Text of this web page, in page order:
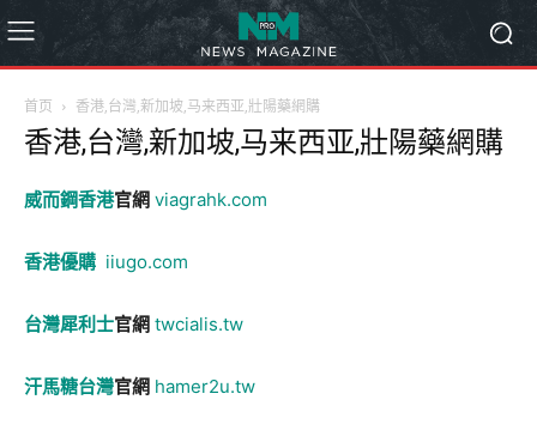
首页 香港,台灣,新加坡,马来西亚,壯陽藥網購
香港,台灣,新加坡,马来西亚,壯陽藥網購
威而鋼香港官網 viagrahk.com
香港優購 iiugo.com
台灣犀利士官網 twcialis.tw
汗馬糖台灣官網 hamer2u.tw